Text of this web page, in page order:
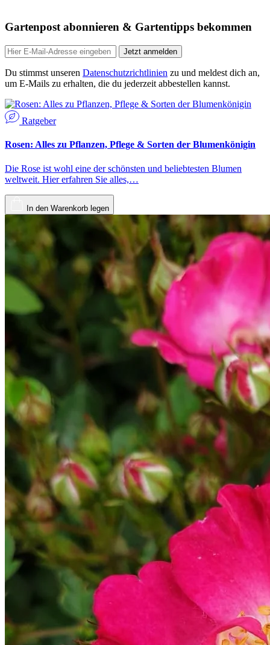
Gartenpost abonnieren & Gartentipps bekommen
Jetzt anmelden
Du stimmst unseren Datenschutzrichtlinien zu und meldest dich an,
um E-Mails zu erhalten, die du jederzeit abbestellen kannst.
Ratgeber
Rosen: Alles zu Pflanzen, Pflege & Sorten der Blumenkönigin
Die Rose ist wohl eine der schönsten und beliebtesten Blumen
weltweit. Hier erfahren Sie alles,…
In den Warenkorb legen